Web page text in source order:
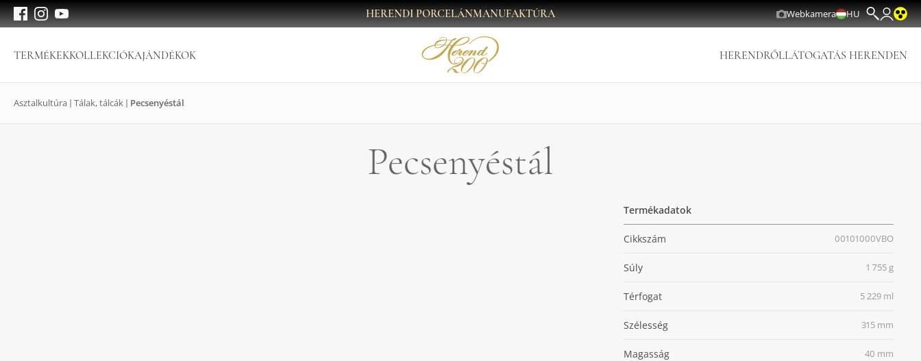
HERENDI PORCELÁNMANUFAKTÚRA Webkamera HU
TERMÉKEKKOLLEKCIÓKAJÁNDÉKOK HERENDRŐLLÁTOGATÁS HERENDEN
Asztalkultúra Tálak, tálcák Pecsenyéstál
Pecsenyéstál
Termékadatok
Cikkszám 00101000VBO
Súly 1 755 g
Térfogat 5 229 ml
Szélesség 315 mm
Magasság 40 mm